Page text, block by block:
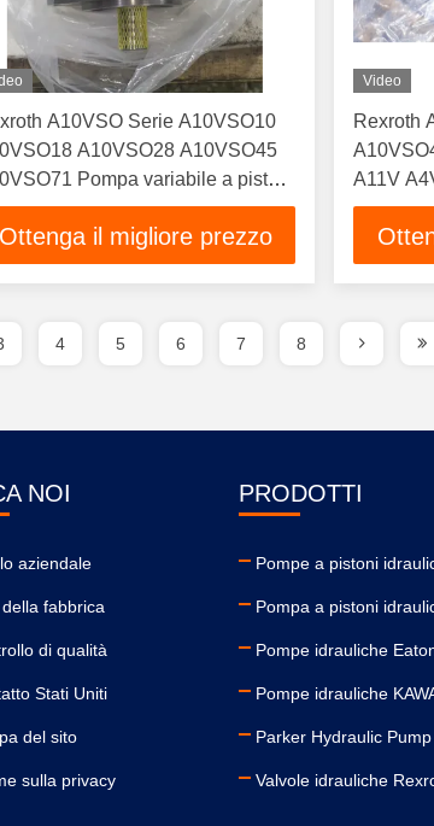
A10VSO Serie A10VSO10
A10VSO28 A10VSO45
Pompa variabile a pistoni
Acciaio al carbonio 1 anno
Ottenga il migliore prezzo
Video
Rexroth
A11V
Motore
4 5 6 7 8
NOI
aziendale
fabbrica
di qualità
Stati Uniti
del sito
sulla privacy
PRODOTTI
Pompe a pistoni
Pompa a pistoni
Pompe idrauliche
Pompe idrauliche
Parker Hydraulic Pump
Valvole idrauliche